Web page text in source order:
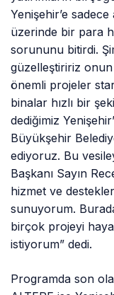
Yenişehir’e
üzerinde bir para
sorununu bitirdi.
güzelleştiririz onun
önemli projeler
binalar hızlı bir
dediğimiz
Büyükşehir
ediyoruz. Bu
Başkanı Sayın
hizmet ve
sunuyorum.
birçok projeyi
istiyorum” dedi.
Programda son